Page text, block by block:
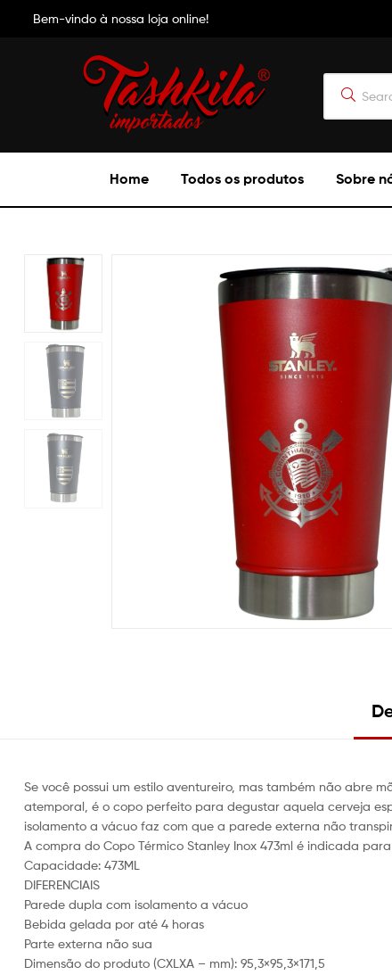
Bem-vindo à nossa loja online!
Tashkila
Importados
Home Todos os produtos Sobre
Se você possui um estilo aventureiro, mas também não abre
atemporal, é o copo perfeito para degustar aquela cerveja
isolamento a vácuo faz com que a parede externa não
A compra do Copo Térmico Stanley Inox 473ml é indicada
Capacidade: 473ML
DIFERENCIAIS
Parede dupla com isolamento a vácuo
Bebida gelada por até 4 horas
Parte externa não sua
Dimensão do produto (CXLXA – mm): 95,3×95,3×171,5